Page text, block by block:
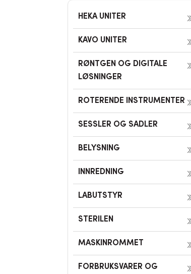
HEKA UNITER
KAVO UNITER
RØNTGEN OG DIGITALE
LØSNINGER
ROTERENDE INSTRUMENTER
SESSLER OG SADLER
BELYSNING
INNREDNING
LABUTSTYR
STERILEN
MASKINROMMET
FORBRUKSVARER OG